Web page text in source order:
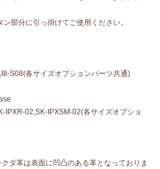
部分に引っ掛けてご使用ください。
S08(各サイズオプションパーツ共通)
IPXR-02,SK-IPXSM-02(各サイズオプショ
ダ革は表面に凹凸のある革となっておりま